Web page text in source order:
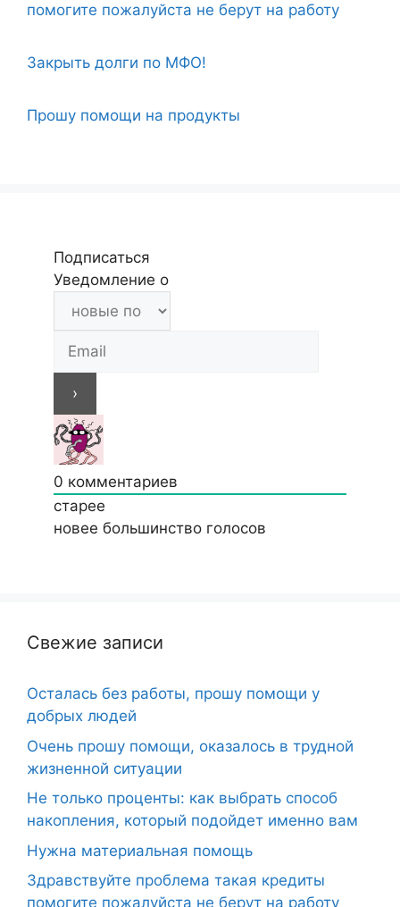
помогите пожалуйста не берут на работу
Закрыть долги по МФО!
Прошу помощи на продукты
Подписаться
Уведомление о
0 комментариев
старее
новее большинство голосов
Свежие записи
Осталась без работы, прошу помощи у
добрых людей
Очень прошу помощи, оказалось в трудной
жизненной ситуации
Не только проценты: как выбрать способ
накопления, который подойдет именно вам
Нужна материальная помощь
Здравствуйте проблема такая кредиты
помогите пожалуйста не берут на работу